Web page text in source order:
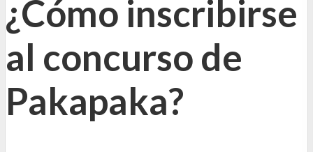
¿Cómo inscribirse
al concurso de
Pakapaka?